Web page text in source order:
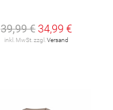
39,99 € 34,99 €
inkl. MwSt. zzgl.Versand